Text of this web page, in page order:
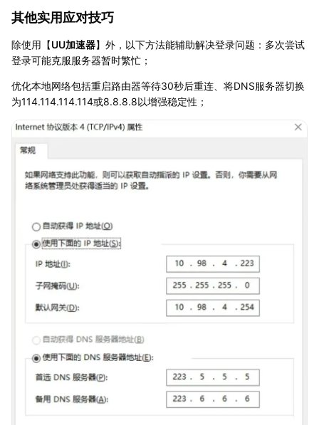
其他实用应对技巧
除使用【UU加速器】外，以下方法能辅助解决登录问题：多次尝试
登录可能克服服务器暂时繁忙；
优化本地网络包括重启路由器等待30秒后重连、将DNS服务器切换
为114.114.114.114或8.8.8.8以增强稳定性；